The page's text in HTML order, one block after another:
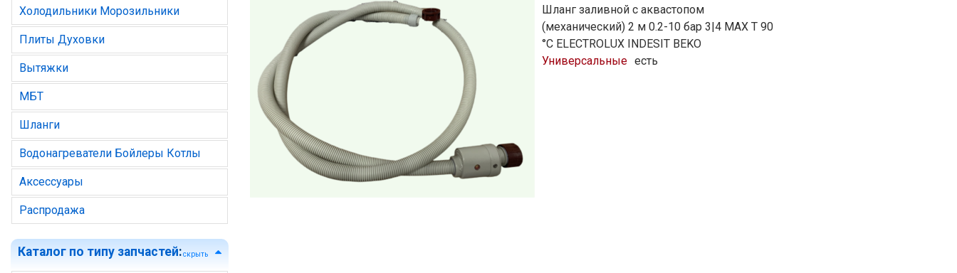
Холодильники Морозильники
Плиты Духовки
Вытяжки
МБТ
Шланги
Водонагреватели Бойлеры Котлы
Аксессуары
Распродажа
Каталог по типу запчастей:скрыть
Шланг заливной с аквастопом
(механический) 2 м 0.2-10 бар 3|4 MAX T 90
°C ELECTROLUX INDESIT BEKO
Универсальные есть